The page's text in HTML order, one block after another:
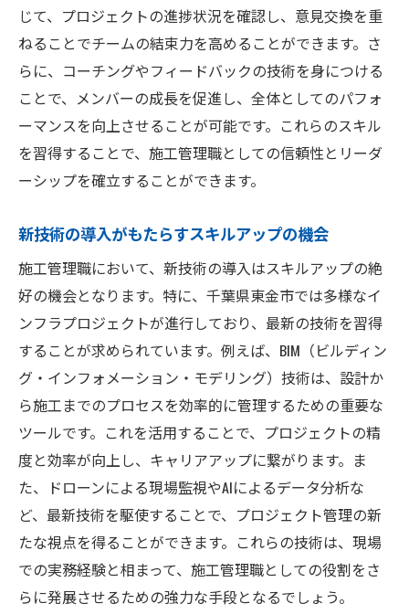
じて、プロジェクトの進捗状況を確認し、意見交換を重
ねることでチームの結束力を高めることができます。さ
らに、コーチングやフィードバックの技術を身につける
ことで、メンバーの成長を促進し、全体としてのパフォ
ーマンスを向上させることが可能です。これらのスキル
を習得することで、施工管理職としての信頼性とリーダ
ーシップを確立することができます。
新技術の導入がもたらすスキルアップの機会
施工管理職において、新技術の導入はスキルアップの絶
好の機会となります。特に、千葉県東金市では多様なイ
ンフラプロジェクトが進行しており、最新の技術を習得
することが求められています。例えば、BIM（ビルディン
グ・インフォメーション・モデリング）技術は、設計か
ら施工までのプロセスを効率的に管理するための重要な
ツールです。これを活用することで、プロジェクトの精
度と効率が向上し、キャリアアップに繋がります。ま
た、ドローンによる現場監視やAIによるデータ分析な
ど、最新技術を駆使することで、プロジェクト管理の新
たな視点を得ることができます。これらの技術は、現場
での実務経験と相まって、施工管理職としての役割をさ
らに発展させるための強力な手段となるでしょう。